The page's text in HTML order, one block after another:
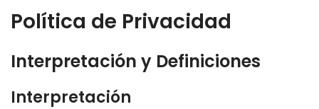
Política de Privacidad
Interpretación y Definiciones
Interpretación